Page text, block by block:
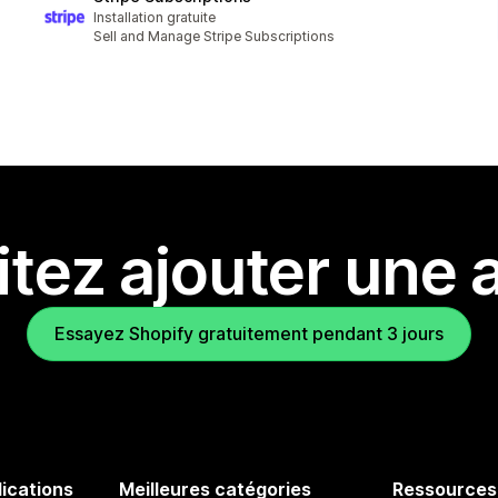
Installation gratuite
Sell and Manage Stripe Subscriptions
ajouter une
Essayez Shopify gratuitement pendant 3 jours
Meilleures catégories Ressources